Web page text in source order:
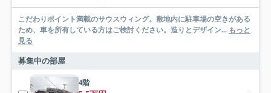
こだわりポイント満載のサウスウィング。敷地内に駐車場の空きがある
ため、車を所有している方はご検討ください。造りとデザイン... もっと
見る
募集中の部屋
4階